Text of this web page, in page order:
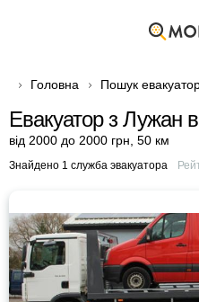
Головна Пошук
Евакуатор з Лужан
від 2000 до 2000 грн 50 км
Знайдено 1 служба эвакуатора